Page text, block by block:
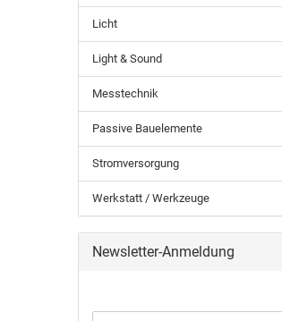
Licht
Light & Sound
Messtechnik
Passive Bauelemente
Stromversorgung
Werkstatt / Werkzeuge
Newsletter-Anmeldung